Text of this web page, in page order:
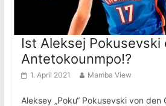
Ist Aleksej Pokusevski
Antetokounmpo!?
1. April 2021 Mamba View
Aleksey „Poku“ Pokusevski von den